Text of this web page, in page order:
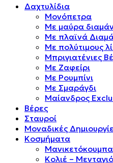
Δαχτυλίδια
Μονόπετρα
Mε μαύρα
Mε πλαϊνά
Mε πολύτιμους
Μπριγιατένιες
Με Ζαφείρι
Με Ρουμπίνι
Με Σμαράγδι
Μαίανδρος
Βέρες
Σταυροί
Μοναδικές
Κοσμήματα
Μανικετόκουμπα
Κολιέ –